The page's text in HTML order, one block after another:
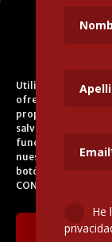
Utilizamos cookies
ofrecerle servicios
propia y de
salvo en el caso de
funcionamiento del
nuestra
Política de
botón ACEPTAR o
CONFIGURAR.
He